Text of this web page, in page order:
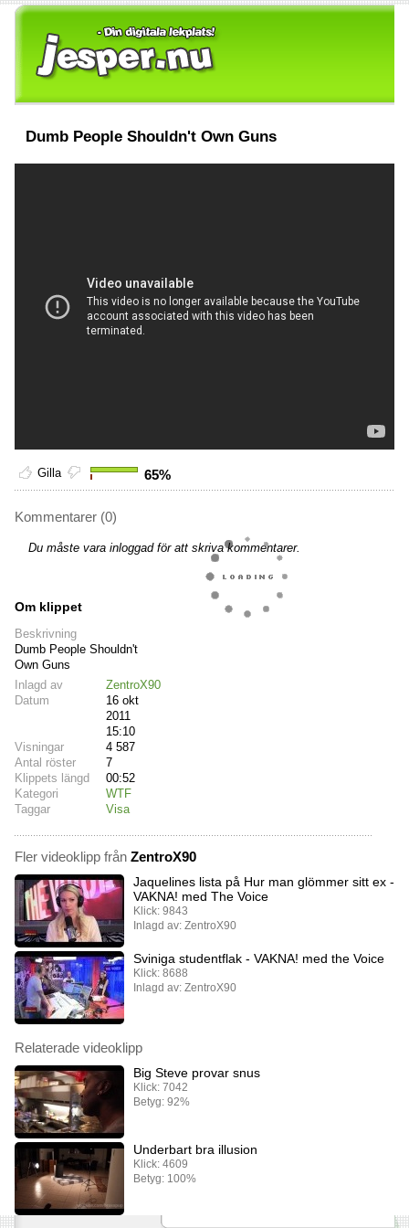
Dumb People Shouldn't Own Guns
Gilla 65%
Kommentarer (0)
Du måste vara inloggad för att skriva kommentarer.
Om klippet
Beskrivning
Dumb People Shouldn't
Own Guns
Inlagd av
ZentroX90
Datum
16 okt
2011
15:10
Visningar
4 587
Antal röster
7
Klippets längd
00:52
Kategori
WTF
Taggar
Visa
Fler videoklipp från ZentroX90
Jaquelines lista på Hur man glömmer sitt ex -
VAKNA! med The Voice
Klick: 9843
Inlagd av: ZentroX90
Sviniga studentflak - VAKNA! med the Voice
Klick: 8688
Inlagd av: ZentroX90
Relaterade videoklipp
Big Steve provar snus
Klick: 7042
Betyg: 92%
Underbart bra illusion
Klick: 4609
Betyg: 100%